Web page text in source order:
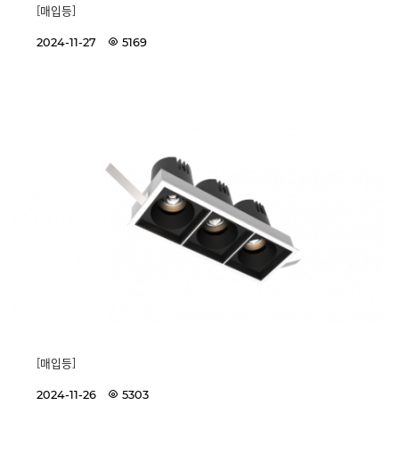
[매입등]
2024-11-27 5169
[매입등]
2024-11-26 5303